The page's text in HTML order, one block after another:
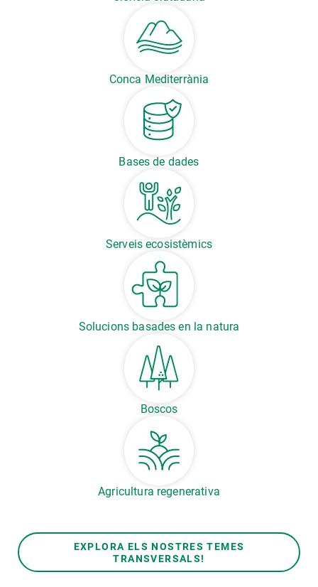
Conca Mediterrània
Bases de dades
Serveis ecosistèmics
Solucions basades en la natura
Boscos
Agricultura regenerativa
EXPLORA ELS NOSTRES TEMES
TRANSVERSALS!